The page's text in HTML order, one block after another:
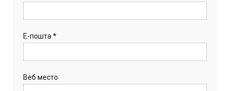
Е-пошта*
Веб место